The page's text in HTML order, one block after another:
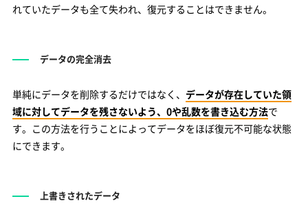
れていたデータも全て失われ、復元することはできません。
データの完全消去
単純にデータを削除するだけではなく、 データが存在していた領
域に対してデータを残さないよう、0や乱数を書き込む方法で
す。この方法を行うことによってデータをほぼ復元不可能な状態
にできます。
上書きされたデータ